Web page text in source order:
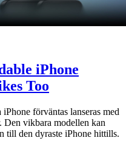
iPhone
Too
förväntas lanseras med
Den vikbara modellen kan
till den dyraste iPhone hittills.